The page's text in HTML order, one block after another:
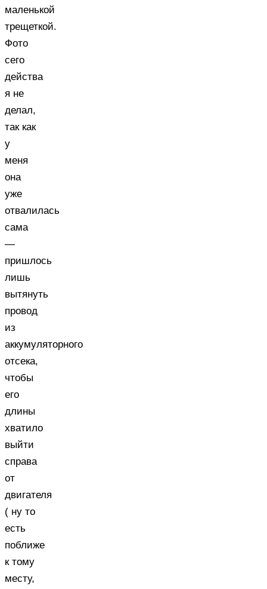
маленькой
трещеткой.
Фото
сего
действа
я не
делал,
так как
у
меня
она
уже
отвалилась
сама
—
пришлось
лишь
вытянуть
провод
из
аккумуляторного
отсека,
чтобы
его
длины
хватило
выйти
справа
от
двигателя
( ну то
есть
поближе
к тому
месту,